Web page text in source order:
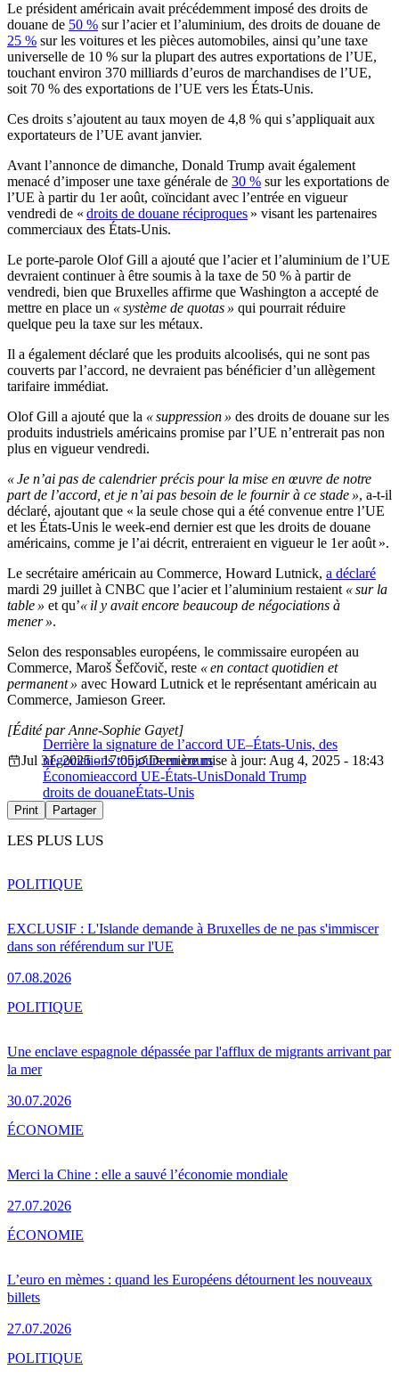
Le président américain avait précédemment imposé des droits de
douane de 50 % sur l’acier et l’aluminium, des droits de douane de
25 % sur les voitures et les pièces automobiles, ainsi qu’une taxe
universelle de 10 % sur la plupart des autres exportations de l’UE,
touchant environ 370 milliards d’euros de marchandises de l’UE,
soit 70 % des exportations de l’UE vers les États-Unis.
Ces droits s’ajoutent au taux moyen de 4,8 % qui s’appliquait aux
exportateurs de l’UE avant janvier.
Avant l’annonce de dimanche, Donald Trump avait également
menacé d’imposer une taxe générale de 30 % sur les exportations de
l’UE à partir du 1er août, coïncidant avec l’entrée en vigueur
vendredi de « droits de douane réciproques » visant les partenaires
commerciaux des États-Unis.
Le porte-parole Olof Gill a ajouté que l’acier et l’aluminium de l’UE
devraient continuer à être soumis à la taxe de 50 % à partir de
vendredi, bien que Bruxelles affirme que Washington a accepté de
mettre en place un « système de quotas » qui pourrait réduire
quelque peu la taxe sur les métaux.
Il a également déclaré que les produits alcoolisés, qui ne sont pas
couverts par l’accord, ne devraient pas bénéficier d’un allègement
tarifaire immédiat.
Olof Gill a ajouté que la « suppression » des droits de douane sur les
produits industriels américains promise par l’UE n’entrerait pas non
plus en vigueur vendredi.
« Je n’ai pas de calendrier précis pour la mise en œuvre de notre
part de l’accord, et je n’ai pas besoin de le fournir à ce stade », a-t-il
déclaré, ajoutant que « la seule chose qui a été convenue entre l’UE
et les États-Unis le week-end dernier est que les droits de douane
américains, comme je l’ai décrit, entreraient en vigueur le 1er août ».
Le secrétaire américain au Commerce, Howard Lutnick, a déclaré
mardi 29 juillet à CNBC que l’acier et l’aluminium restaient « sur la
table » et qu’« il y avait encore beaucoup de négociations à
mener ».
Selon des responsables européens, le commissaire européen au
Commerce, Maroš Šefčovič, reste « en contact quotidien et
permanent » avec Howard Lutnick et le représentant américain au
Commerce, Jamieson Greer.
Derrière la signature de l’accord UE–États-Unis, des
négociations toujours en cours
[Édité par Anne-Sophie Gayet]
Jul 31, 2025 - 17:05
Dernière mise à jour: Aug 4, 2025 - 18:43
Économieaccord UE-États-UnisDonald Trump
droits de douaneÉtats-Unis
Print Partager
LES PLUS LUS
EXCLUSIF : L'Islande demande à Bruxelles de ne pas s'immiscer
dans son référendum sur l'UE
07.08.2026
POLITIQUE
Une enclave espagnole dépassée par l'afflux de migrants arrivant par
la mer
30.07.2026
POLITIQUE
Merci la Chine : elle a sauvé l’économie mondiale
27.07.2026
ÉCONOMIE
L’euro en mèmes : quand les Européens détournent les nouveaux
billets
27.07.2026
ÉCONOMIE
POLITIQUE